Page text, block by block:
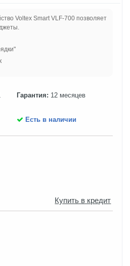
Voltex Smart VLF-700 позволяет
Гарантия: 12 месяцев
Есть в наличии
Купить в кредит